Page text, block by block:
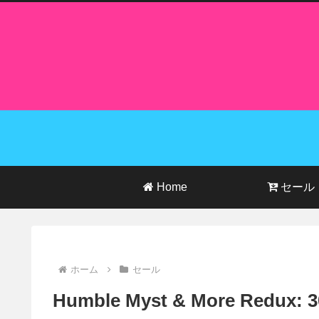
Home セール
ホーム セール
Humble Myst & More Redux: